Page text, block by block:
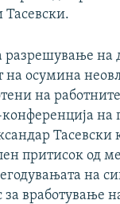
Тасевски.
разрешување на
осумина
на
на
Тасевски
притисок од
на
за вработување